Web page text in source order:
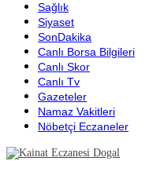
Sağlık
Siyaset
SonDakika
Canlı Borsa Bilgileri
Canlı Skor
Canlı Tv
Gazeteler
Namaz Vakitleri
Nöbetçi Eczaneler